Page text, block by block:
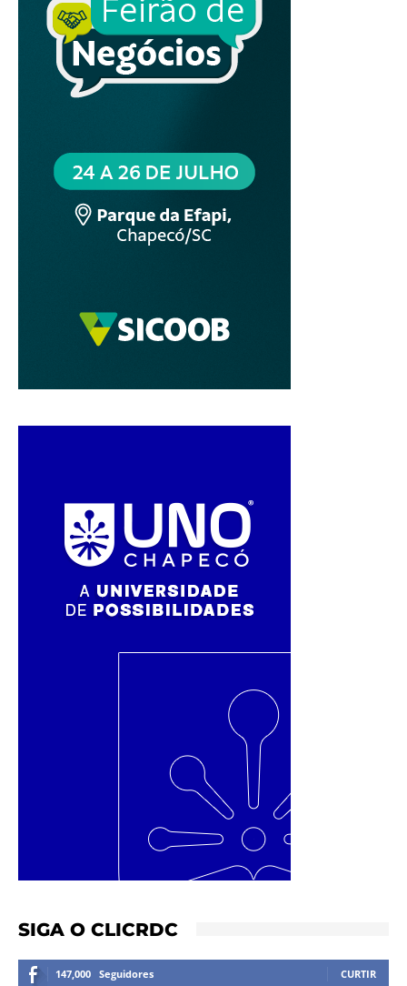
SIGA O CLICRDC
147,000 Seguidores CURTIR